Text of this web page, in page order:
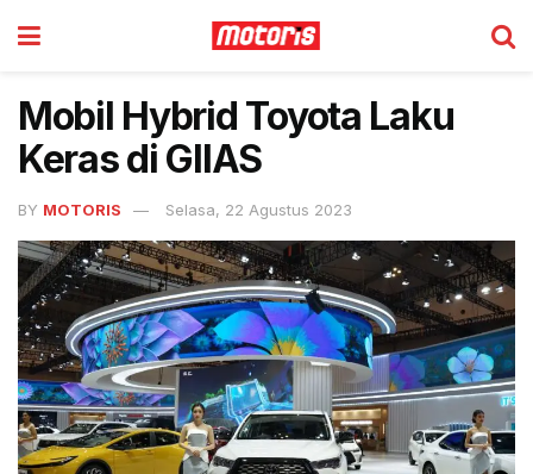
Mobil Hybrid Toyota Laku
Keras di GIIAS
BY MOTORIS Selasa, 22 Agustus 2023